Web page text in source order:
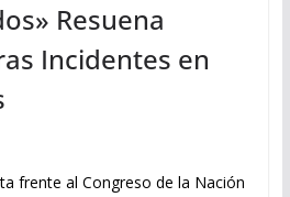
Resuena
Incidentes en
frente al Congreso de la Nación